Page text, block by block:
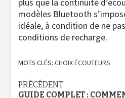
modèles Bluetooth
idéale, à condition de ne
conditions de recharge.
MOTS CLÉS: CHOIX ÉCOUTEURS
Navigation
PRÉCÉDENT
GUIDE COMPLET :